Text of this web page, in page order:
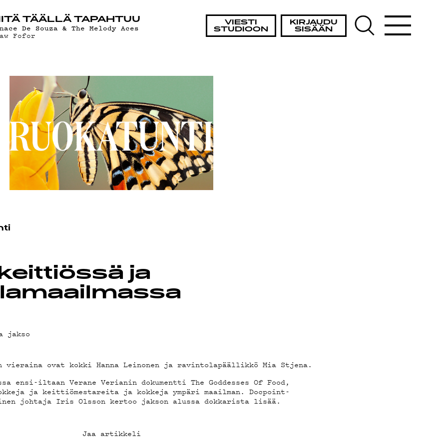
VIESTI
STUDIOON
KIRJAUDU
SISÄÄN
TÄÄLLÄ TAPAHTUU
De Souza & The Melody Aces
Fofor
ja
jakso
vieraina ovat kokki Hanna Leinonen ja ravintolapäällikkö Mia Stjena.
ensi-iltaan Verane Verianin dokumentti The Goddesses Of Food,
ja keittiömestareita ja kokkeja ympäri maailman. Docpoint-
johtaja Iris Olsson kertoo jakson alussa dokkarista lisää.
Jaa artikkeli